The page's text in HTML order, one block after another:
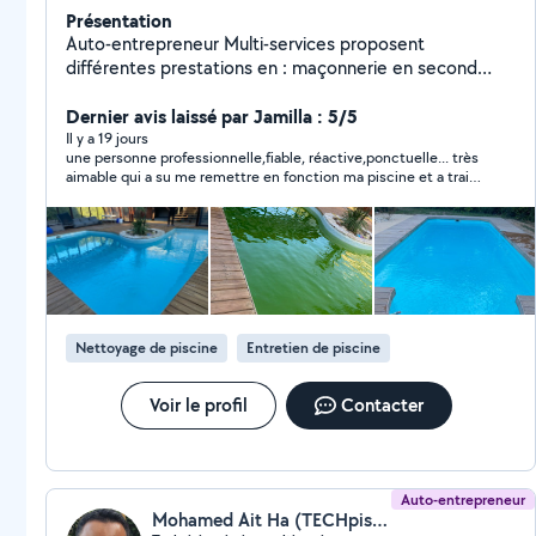
Présentation
Auto-entrepreneur Multi-services proposent
différentes prestations en : maçonnerie en second
peintures, rénovations intérieures et extérieures, pose
de menuiseries pvc/bois/alu, rénovation de toitures,
entretiens de piscines et réparation d'appareillage
piscine.
Dernier avis laissé par Jamilla : 5/5
Il y a 19 jours
une personne professionnelle,fiable, réactive,ponctuelle... très
aimable qui a su me remettre en fonction ma piscine et a traité
l'entretien m'ont été données ce qui est très appréciable. le
tarif est très correct. je recommande à 100%
Nettoyage de piscine Entretien de piscine
Voir le profil Contacter
Auto-entrepreneur
Mohamed Ait Ha (TECHpiscines34)